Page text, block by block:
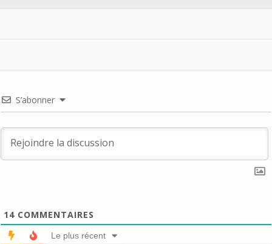
S’abonner
14 COMMENTAIRES
Le plus récent